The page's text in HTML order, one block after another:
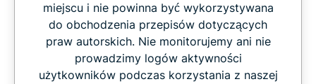
miejscu i nie powinna być wykorzystywana
do obchodzenia przepisów dotyczących
praw autorskich. Nie monitorujemy ani nie
prowadzimy logów aktywności
użytkowników podczas korzystania z naszej